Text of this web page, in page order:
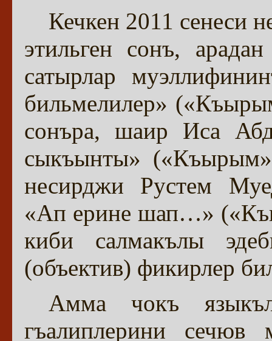
Кечкен 2011 сенеси
этильген сонъ,
сатырлар
бильмелилер»
сонъра, шаир Иса
сыкъынты»
несирджи Рустем
«Ап ерине шап…»
киби салмакълы
(объектив) фикирлер
Амма чокъ
гъалиплерини сечюв